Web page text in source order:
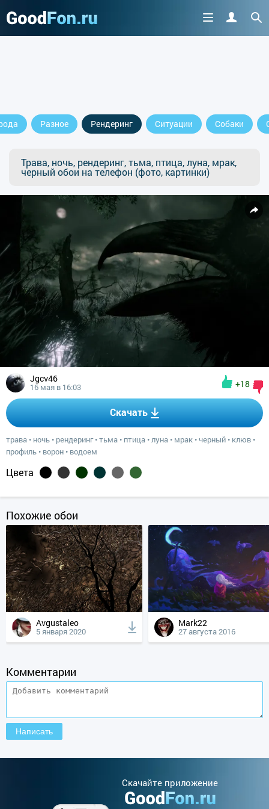
Разное Рендеринг Ситуации Собаки
Трава, ночь, рендеринг, тьма, птица, луна, мрак,
черный обои на телефон (фото, картинки)
Jgcv46
16 мая в 16:03 +18
Скачать
трава • ночь • рендеринг•тьма • птица •луна • мрак •черный • клюв •
профиль • ворон • водоем
Цвета
Похожие обои
Avgustaleo
5 января 2020
Mark22
27 августа 2016
Комментарии
Cкачайте приложение